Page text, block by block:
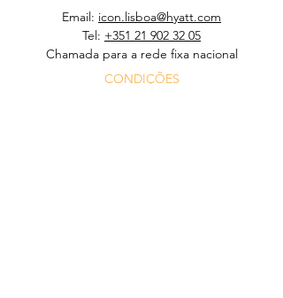
Email: icon.lisboa@hyatt.com
Tel: +351 21 902 32 05
Chamada para a rede fixa nacional
CONDIÇÕES